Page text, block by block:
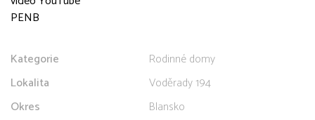
PENB
Kategorie
Rodinné domy
Lokalita
Voděrady 194
Okres
Blansko